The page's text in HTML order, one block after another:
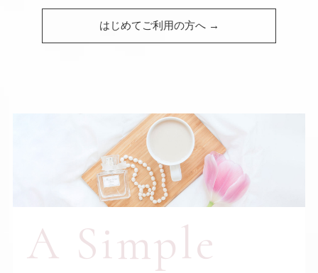
はじめてご利用の方へ →
A Simple